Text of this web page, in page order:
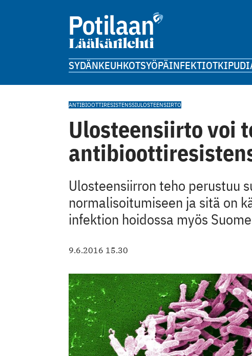
SYDÄNKEUHKOTSYÖPÄINFEKTIOTKIPU
ANTIBIOOTTIRESISTENSSIULOSTEENSIIRTO
Ulosteensiirto voi
Ulosteensiirron teho perustuu
normalisoitumiseen ja sitä on
infektion hoidossa myös
9.6.2016 15.30